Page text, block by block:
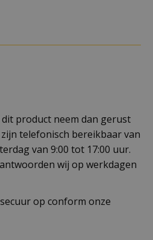
product neem dan gerust
telefonisch bereikbaar van
van 9:00 tot 17:00 uur.
wij op werkdagen
op conform onze